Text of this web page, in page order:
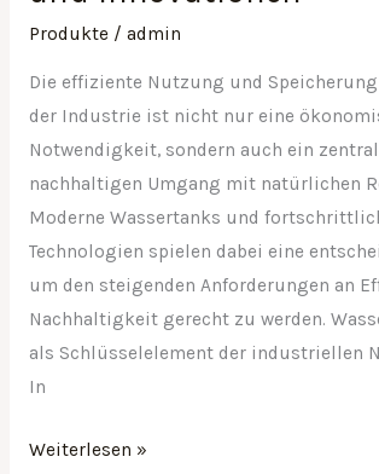
Produkte/ admin
Die effiziente Nutzung und
der Industrie ist nicht nur eine
Notwendigkeit, sondern auch ein
nachhaltigen Umgang mit natürlichen
Moderne Wassertanks und
Technologien spielen dabei eine
um den steigenden Anforderungen an
Nachhaltigkeit gerecht zu werden.
als Schlüsselelement der industriellen
In
Weiterlesen »